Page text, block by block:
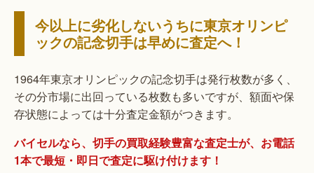
今以上に劣化しないうちに東京オリンピ
ックの記念切手は早めに査定へ！
1964年東京オリンピックの記念切手は発行枚数が多く、
その分市場に出回っている枚数も多いですが、額面や保
存状態によっては十分査定金額がつきます。
バイセルなら、切手の買取経験豊富な査定士が、お電話
1本で最短・即日で査定に駆け付けます！